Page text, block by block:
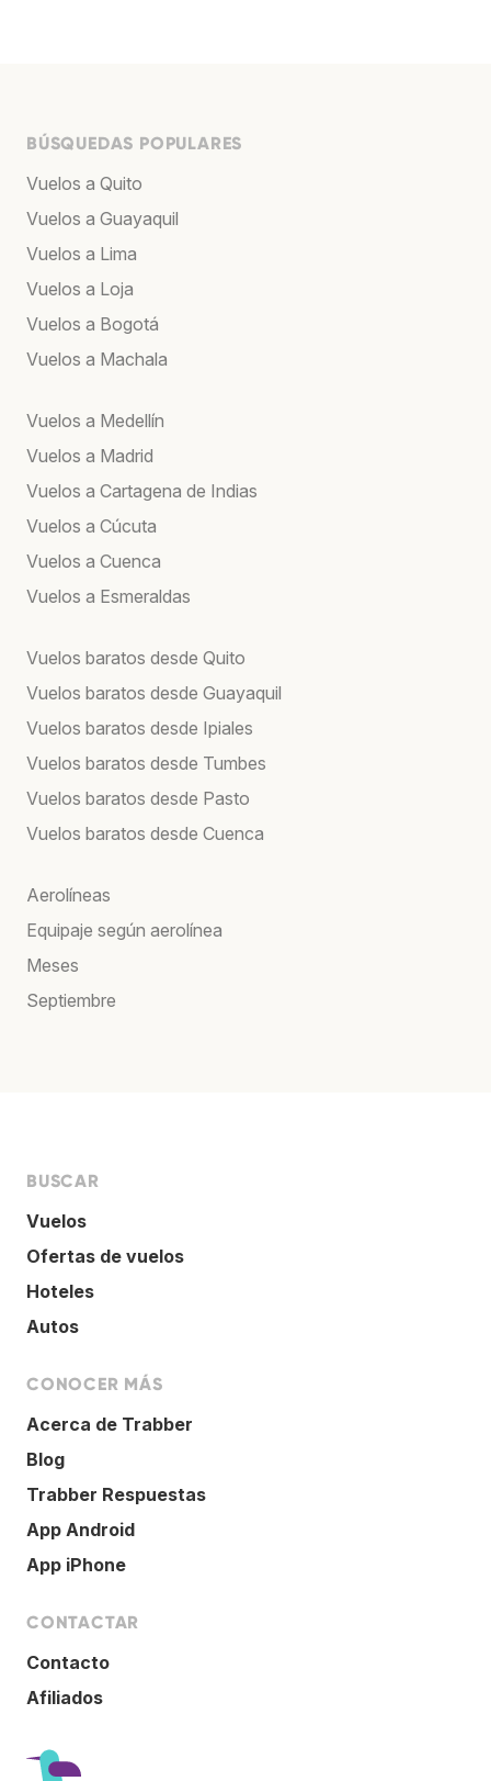
BÚSQUEDAS POPULARES
Vuelos a Quito
Vuelos a Guayaquil
Vuelos a Lima
Vuelos a Loja
Vuelos a Bogotá
Vuelos a Machala
Vuelos a Medellín
Vuelos a Madrid
Vuelos a Cartagena de Indias
Vuelos a Cúcuta
Vuelos a Cuenca
Vuelos a Esmeraldas
Vuelos baratos desde Quito
Vuelos baratos desde Guayaquil
Vuelos baratos desde Ipiales
Vuelos baratos desde Tumbes
Vuelos baratos desde Pasto
Vuelos baratos desde Cuenca
Aerolíneas
Equipaje según aerolínea
Meses
Septiembre
BUSCAR
Vuelos
Ofertas de vuelos
Hoteles
Autos
CONOCER MÁS
Acerca de Trabber
Blog
Trabber Respuestas
App Android
App iPhone
CONTACTAR
Contacto
Afiliados